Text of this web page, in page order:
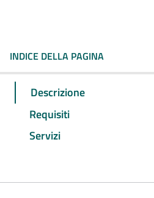
INDICE DELLA PAGINA
Descrizione
Requisiti
Servizi